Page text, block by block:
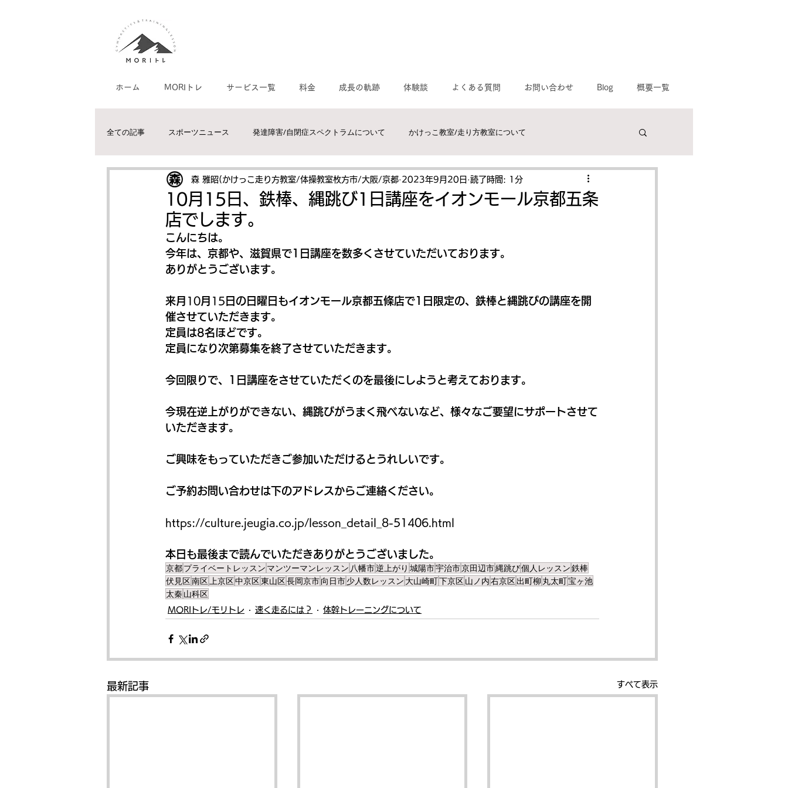
ホーム MORIトレ サービス一覧 料金 成長の軌跡 体験談 よくある質問 お問い合わせ Blog 概要一覧
全ての記事 スポーツニュース 発達障害/自閉症スペクトラムについて かけっこ教室/走り方教室について
体幹トレーニングについて 協調運動/感覚統合について MORIトレ/モリトレ 体操教室/枚方市,交野市,寝屋川市,八幡市
水泳家庭教師/個人レッスン 陸上スクール/かけっこ教室/走り方教室
10月15日、鉄棒、縄跳び1日講座をイオンモール京都五条
店でします。
森 雅昭(かけっこ走り方教室/体操教室枚方市/大阪/京都 2023年9月20日 読了時間: 1分
こんにちは。
今年は、京都や、滋賀県で1日講座を数多くさせていただいております。
ありがとうございます。
来月 10月 15 日の日曜日もイオンモール京都五條店で1日限定の、鉄棒と縄跳びの講座を開
催させていただきます。
定員は8名ほどです。
定員になり次第募集を終了させていただきます。
今回限りで、1日講座をさせていただくのを最後にしようと考えております。
今現在逆上がりができない、縄跳びがうまく飛べないなど、様々なご要望にサポートさせて
いただきます。
ご興味をもっていただきご参加いただけるとうれしいです。
ご予約お問い合わせは下のアドレスからご連絡ください。
https://culture.jeugia.co.jp/lesson_detail_8-51406.html
本日も最後まで読んでいただきありがとうございました。
京都プライベートレッスン マンツーマンレッスン 八幡市逆上がり 城陽市宇治市京田辺市縄跳び個人レッスン鉄棒
伏見区南区上京区中京区東山区長岡京市向日市少人数レッスン 大山崎町下京区山ノ内右京区出町柳 丸太町宝ヶ池
太秦 山科区
MORIトレ/モリトレ 速く走るには？ 体幹トレーニングについて
最新記事 すべて表示